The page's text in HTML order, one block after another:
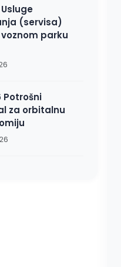
(servisa)
parku
Potrošni
za orbitalnu